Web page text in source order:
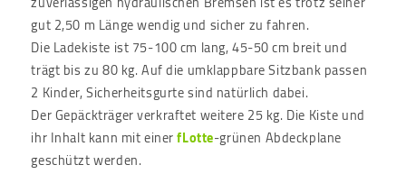
gut 2,50 m Länge wendig und sicher zu fahren.
Die Ladekiste ist 75-100 cm lang, 45-50 cm breit und
trägt bis zu 80 kg. Auf die umklappbare Sitzbank passen
2 Kinder, Sicherheitsgurte sind natürlich dabei.
Der Gepäckträger verkraftet weitere 25 kg. Die Kiste und
ihr Inhalt kann mit einerfLotte-grünen Abdeckplane
geschützt werden.